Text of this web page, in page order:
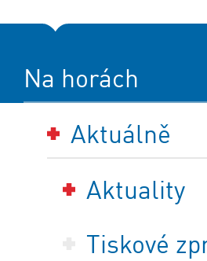
Na horách
Aktuálně
Aktuality
Tiskové